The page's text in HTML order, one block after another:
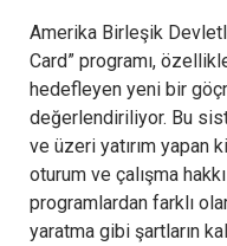
Amerika Birleşik
Card” programı,
hedefleyen yeni bir
değerlendiriliyor. Bu
ve üzeri yatırım yapan
oturum ve çalışma
programlardan farklı
yaratma gibi şartların